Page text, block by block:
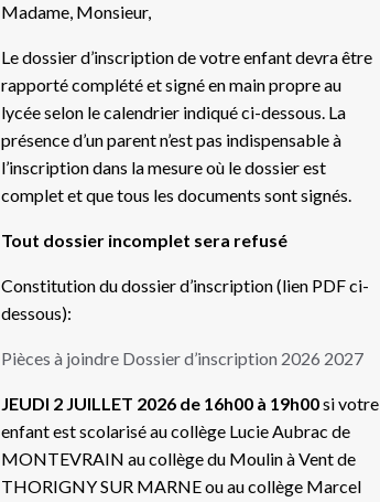
Madame, Monsieur,
Le dossier d’inscription de votre enfant devra être
rapporté complété et signé en main propre au
lycée selon le calendrier indiqué ci-dessous. La
présence d’un parent n’est pas indispensable à
l’inscription dans la mesure où le dossier est
complet et que tous les documents sont signés.
Tout dossier incomplet sera refusé
Constitution du dossier d’inscription (lien PDF ci-
dessous):
Pièces à joindre Dossier d’inscription 2026 2027
JEUDI 2 JUILLET 2026 de 16h00 à 19h00si votre
enfant est scolarisé au collège Lucie Aubrac de
MONTEVRAIN au collège du Moulin à Vent de
THORIGNY SUR MARNE ou au collège Marcel